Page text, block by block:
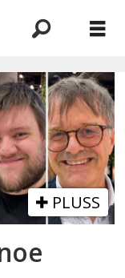
PLUSS